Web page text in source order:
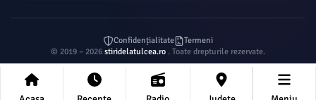
Confidențialitate
Termeni
© 2019 – 2026 stiridelatulcea.ro . Toate drepturile rezervate.